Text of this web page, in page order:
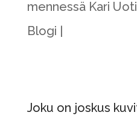
mennessä Kari Uoti
Blogi
Joku on joskus